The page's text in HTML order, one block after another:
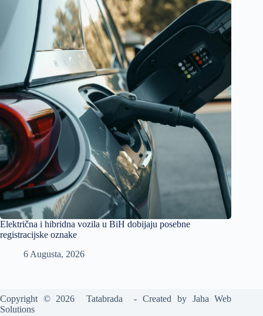
Električna i hibridna vozila u BiH dobijaju posebne
registracijske oznake
6 Augusta, 2026
Copyright © 2026 Tatabrada - Created by Jaha Web
Solutions